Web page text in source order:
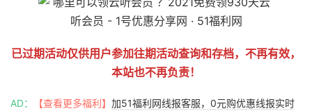
已过期活动仅供用户参加往期活动查询和存档，不再有效，
本站也不再负责！
AD： 【查看更多福利】 加51福利网线报客服，0元购优惠线报实时